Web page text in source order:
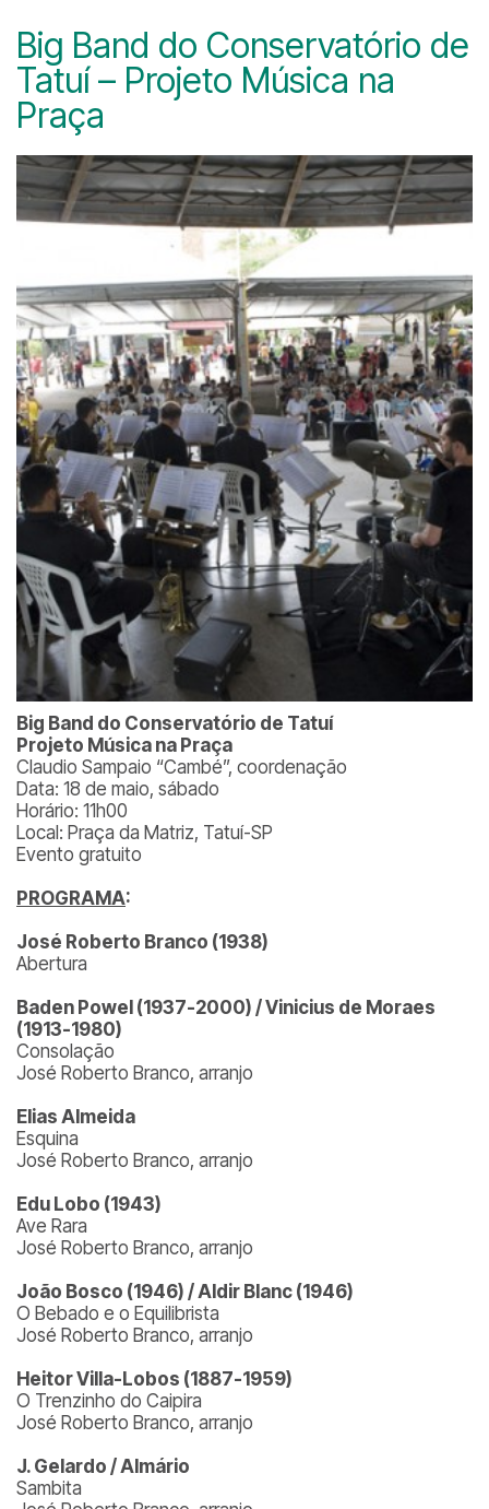
Big Band do Conservatório de
Tatuí – Projeto Música na
Praça
Big Band do Conservatório de Tatuí
Projeto Música na Praça
Claudio Sampaio “Cambé”, coordenação
Data: 18 de maio, sábado
Horário: 11h00
Local: Praça da Matriz, Tatuí-SP
Evento gratuito
PROGRAMA:
José Roberto Branco (1938)
Abertura
Baden Powel (1937-2000) / Vinicius de Moraes
(1913-1980)
Consolação
José Roberto Branco, arranjo
Elias Almeida
Esquina
José Roberto Branco, arranjo
Edu Lobo (1943)
Ave Rara
José Roberto Branco, arranjo
João Bosco (1946) / Aldir Blanc (1946)
O Bebado e o Equilibrista
José Roberto Branco, arranjo
Heitor Villa-Lobos (1887-1959)
O Trenzinho do Caipira
José Roberto Branco, arranjo
J. Gelardo / Almário
Sambita